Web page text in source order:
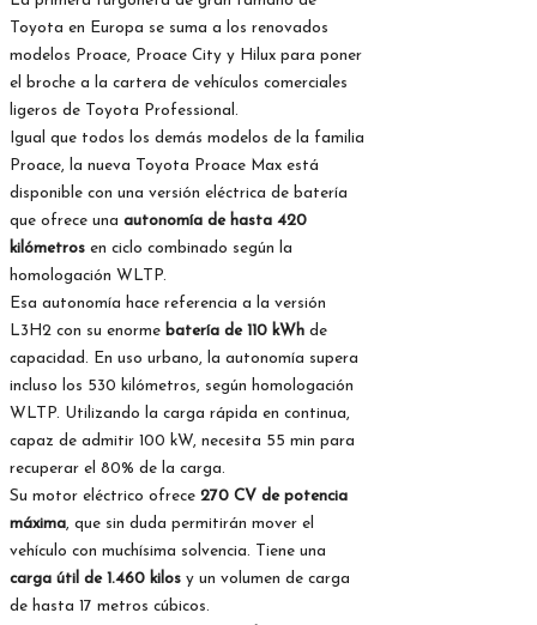
Toyota en Europa se suma a los renovados
modelos Proace, Proace City y Hilux para poner
el broche a la cartera de vehículos comerciales
ligeros de Toyota Professional.
Igual que todos los demás modelos de la familia
Proace, la nueva Toyota Proace Max está
disponible con una versión eléctrica de batería
que ofrece una autonomía de hasta 420
kilómetros en ciclo combinado según la
homologación WLTP.
Esa autonomía hace referencia a la versión
L3H2 con su enorme batería de 110 kWh de
capacidad. En uso urbano, la autonomía supera
incluso los 530 kilómetros, según homologación
WLTP. Utilizando la carga rápida en continua,
capaz de admitir 100 kW, necesita 55 min para
recuperar el 80% de la carga.
Su motor eléctrico ofrece 270 CV de potencia
máxima, que sin duda permitirán mover el
vehículo con muchísima solvencia. Tiene una
carga útil de 1.460 kilos y un volumen de carga
de hasta 17 metros cúbicos.